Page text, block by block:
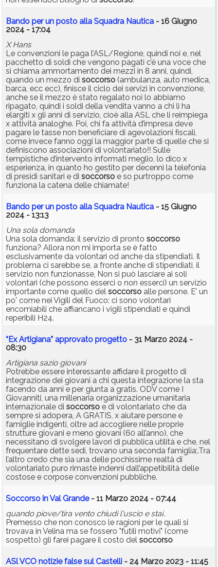
Bando per un posto alla Squadra Nautica - 16 Giugno
2024 - 17:04
X Hans
Le convenzioni le paga l’ASL/Regione, quindi noi e, nel
pacchetto di soldi che vengono pagati c’è una voce che
si chiama ammortamento dei mezzi in 8 anni, quindi,
quando un mezzo di soccorso (ambulanza, auto medica,
barca, ecc ecc), finisce il ciclo dei servizi in convenzione,
anche se il mezzo è stato regalato noi lo abbiamo
ripagato, quindi i soldi della vendita vanno a chi li ha
elargiti x gli anni di servizio, cioè alla ASL che li reimpiega
x attività analoghe. Poi, chi fa attività d’impresa deve
pagare le tasse non beneficiare di agevolazioni fiscali,
come invece fanno oggi la maggior parte di quelle che si
definiscono associazioni di volontariato!! Sulle
tempistiche d’intervento informati meglio, lo dico x
esperienza, in quanto ho gestito per decenni la telefonia
di presidi sanitari e di soccorso e so purtroppo come
funziona la catena delle chiamate!
Bando per un posto alla Squadra Nautica - 15 Giugno
2024 - 13:13
Una sola domanda
Una sola domanda: il servizio di pronto soccorso
funziona? Allora non mi importa se è fatto
esclusivamente da volontari od anche da stipendiati. Il
problema ci sarebbe se, a fronte anche di stipendiati, il
servizio non funzionasse, Non si può lasciare ai soli
volontari (che possono esserci o non esserci) un servizio
importante come quello del soccorso alle persone. E' un
po' come nei Vigili del Fuoco: ci sono volontari
encomiabili che affiancano i vigili stipendiati e quindi
reperibili H24.
“Ex Artigiana” approvato progetto - 31 Marzo 2024 -
08:30
Artigiana sazio giovani
Potrebbe essere interessante affidare il progetto di
integrazione dei giovani a chi questa integrazione la sta
facendo da anni e per giunta a gratis. ODV come I
Giovanniti, una millenaria organizzazione umanitaria
internazionale di soccorso e di volontariato che da
sempre si adopera, A GRATIS, x aiutare persone e
famiglie indigenti, oltre ad accogliere nelle proprie
strutture giovani e meno giovani (60 all’anno), che
necessitano di svolgere lavori di pubblica utilità e che, nel
frequentare dette sedi, trovano una seconda famiglia;.Tra
l’altro credo che sia una delle pochissime realtà di
volontariato puro rimaste indenni dall’appetibilità delle
costose e corpose convenzioni pubbliche.
Soccorso in Val Grande- 11 Marzo 2024 - 07:44
quando piove/tira vento chiudi l'uscio e stai..
Premesso che non conosco le ragioni per le quali si
trovava in Velina ma se fossero "futili motivi" (come
sospetto) gli farei pagare il costo del soccorso
ASl VCO notizie false sul Castelli - 24 Marzo 2023 - 11:45